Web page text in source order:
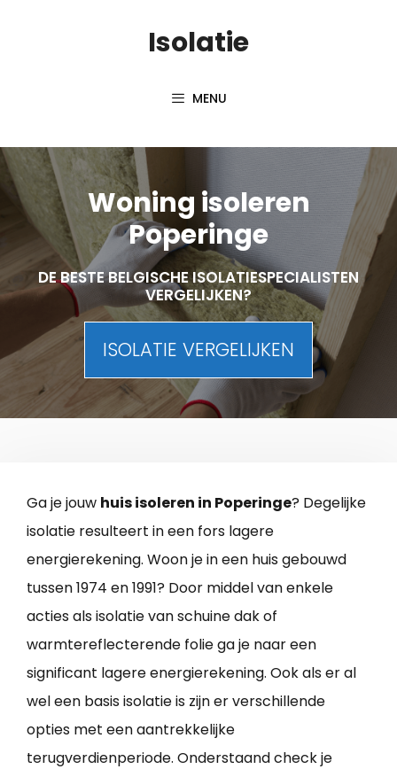
Isolatie
MENU
Woning isoleren
Poperinge
DE BESTE BELGISCHE ISOLATIESPECIALISTEN
VERGELIJKEN?
ISOLATIE VERGELIJKEN
Ga je jouw huis isoleren in Poperinge? Degelijke
isolatie resulteert in een fors lagere
energierekening. Woon je in een huis gebouwd
tussen 1974 en 1991? Door middel van enkele
acties als isolatie van schuine dak of
warmtereflecterende folie ga je naar een
significant lagere energierekening. Ook als er al
wel een basis isolatie is zijn er verschillende
opties met een aantrekkelijke
terugverdienperiode. Onderstaand check je